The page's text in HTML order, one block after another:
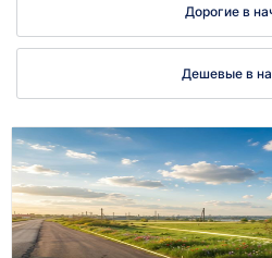
Дорогие в
Дешевые в